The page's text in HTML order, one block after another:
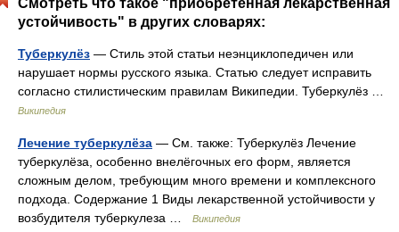
Смотреть что такое "приобретённая лекарственная
устойчивость" в других словарях:
Туберкулёз — Стиль этой статьи неэнциклопедичен или
нарушает нормы русского языка. Статью следует исправить
согласно стилистическим правилам Википедии. Туберкулёз …
Википедия
Лечение туберкулёза — См. также: Туберкулёз Лечение
туберкулёза, особенно внелёгочных его форм, является
сложным делом, требующим много времени и комплексного
подхода. Содержание 1 Виды лекарственной устойчивости у
возбудителя туберкулеза …
Википедия